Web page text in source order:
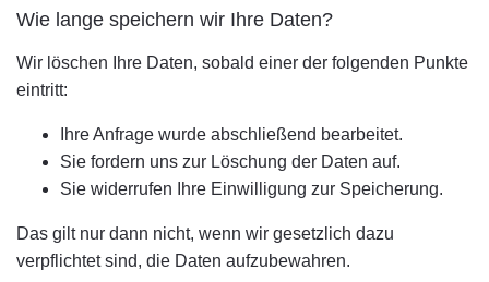
Wie lange speichern wir Ihre Daten?
Wir löschen Ihre Daten, sobald einer der folgenden Punkte
eintritt:
Ihre Anfrage wurde abschließend bearbeitet.
Sie fordern uns zur Löschung der Daten auf.
Sie widerrufen Ihre Einwilligung zur Speicherung.
Das gilt nur dann nicht, wenn wir gesetzlich dazu
verpflichtet sind, die Daten aufzubewahren.